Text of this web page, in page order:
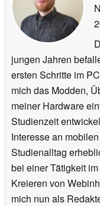
jungen Jahren
ersten Schritte im
mich das Modden,
meiner Hardware
Studienzeit
Interesse an
Studienalltag
bei einer Tätigkeit
Kreieren von
mich nun als